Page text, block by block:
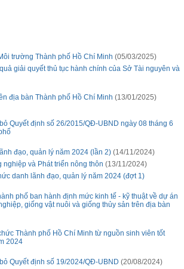
trường Thành phố Hồ Chí Minh (05/03/2025)
giải quyết thủ tục hành chính của Sở Tài nguyên và
địa bàn Thành phố Hồ Chí Minh (13/01/2025)
Quyết định số 26/2015/QĐ-UBND ngày 08 tháng 6
đạo, quản lý năm 2024 (lần 2) (14/11/2024)
và Phát triển nông thôn (13/11/2024)
danh lãnh đạo, quản lý năm 2024 (đợt 1)
phố ban hành định mức kinh tế - kỹ thuật về dự án
giống vật nuôi và giống thủy sản trên địa bàn
Thành phố Hồ Chí Minh từ nguồn sinh viên tốt
2024
Quyết định số 19/2024/QĐ-UBND (20/08/2024)